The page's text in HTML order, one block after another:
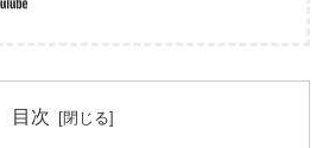
目次